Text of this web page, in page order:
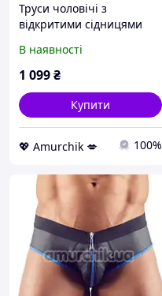
Труси чоловічі з
відкритими сідницями
2100177, чорні
В наявності
1 099₴
Купити
💖 Amurchik 💋 100%